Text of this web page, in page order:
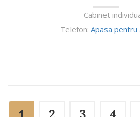
Cabinet
Telefon: Apasa pentru